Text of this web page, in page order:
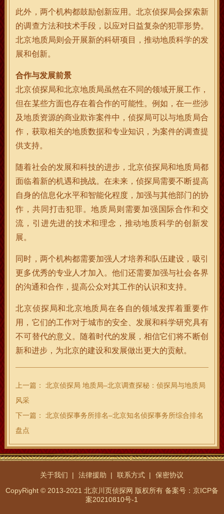
此外，两个机构都鼓励创新应用。北京侦探局会探索新
的调查方法和技术手段，以应对日益复杂的犯罪形势。
北京地质局则会开展新的科研项目，推动地质科学的发
展和创新。
合作与发展前景
北京侦探局和北京地质局虽然在不同的领域开展工作，
但在某些方面也存在着合作的可能性。例如，在一些涉
及地质资源的商业欺诈案件中，侦探局可以与地质局合
作，获取相关的地质数据和专业知识，为案件的调查提
供支持。
随着社会的发展和科技的进步，北京侦探局和地质局都
面临着新的机遇和挑战。在未来，侦探局需要不断提高
自身的信息化水平和智能化程度，加强与其他部门的协
作，共同打击犯罪。地质局则需要加强国际合作和交
流，引进先进的技术和理念，推动地质科学的创新发
展。
同时，两个机构都需要加强人才培养和队伍建设，吸引
更多优秀的专业人才加入。他们还需要加强与社会各界
的沟通和合作，提高公众对其工作的认识和支持。
北京侦探局和北京地质局在各自的领域发挥着重要作
用，它们的工作对于城市的安全、发展和科学研究具有
不可替代的意义。随着时代的发展，相信它们将不断创
新和进步，为北京的建设和发展做出更大的贡献。
上一篇：
北京侦探局 地质局–北京调查探秘：侦探局与地质局
风采
下一篇：
北京侦探事务所排名–北京知名侦探事务所综合排名
盘点
关于我们 法律援助 联系方式
保密协议
CopyRight © 2013-2021 北京川页侦探网 版权所有 备案号：京ICP备
案20210810号-1